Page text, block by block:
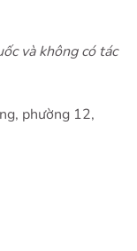
và không có tác
phường 12,